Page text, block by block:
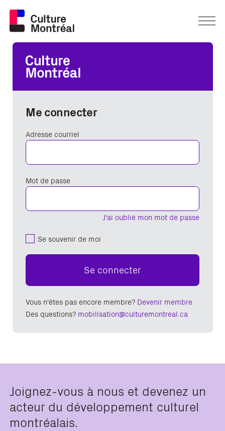
Me connecter
Adresse courriel
J'ai oublié mon mot de passe
Mot de passe
Se souvenir de moi
Se connecter
Vous n'êtes pas encore membre? Devenir membre
Des questions? mobilisation@culturemontreal.ca
Joignez-vous à nous et devenez un
acteur du développement culturel
montréalais.